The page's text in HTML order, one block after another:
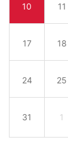
10 11
17 18
24 25
31 1